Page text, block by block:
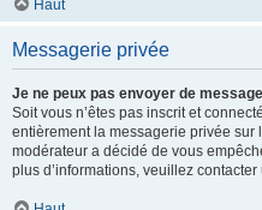
Haut
Messagerie privée
Je ne peux pas envoyer de
Soit vous n’êtes pas inscrit et
entièrement la messagerie privée sur
modérateur a décidé de vous
plus d’informations, veuillez